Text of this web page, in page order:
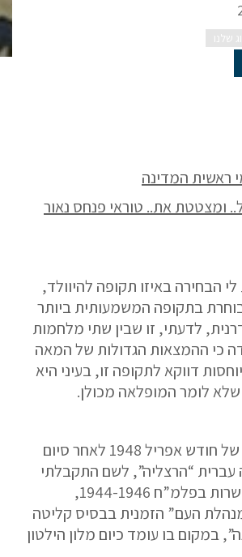
שלנו
ראשית המדינה
ומצטטת את.. טוראי פנחס נאור
הבחירה באיזו תקופה להיוולד,
בתקופה המשמעותית ביותר
לדעתי, זו שבין שתי מלחמות
כי ההמצאות הגדולות של המאה
דווקא לתקופה זו, בעיני היא
לומר המופלאה מכולן.
במחצית השנייה של חודש אפריל 1948 לאחר סיום
עברית “הרצליה”, לשם התקבלתי
לאחר שתי שנות שרות בפלמ”ח 1944-1946,
העם” הזמנית בבסיס קליטה
במקום בו עומד כיום מלון הילטון